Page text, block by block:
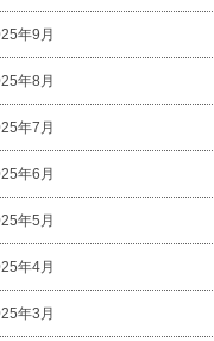
年9月
年8月
年7月
年6月
年5月
年4月
年3月